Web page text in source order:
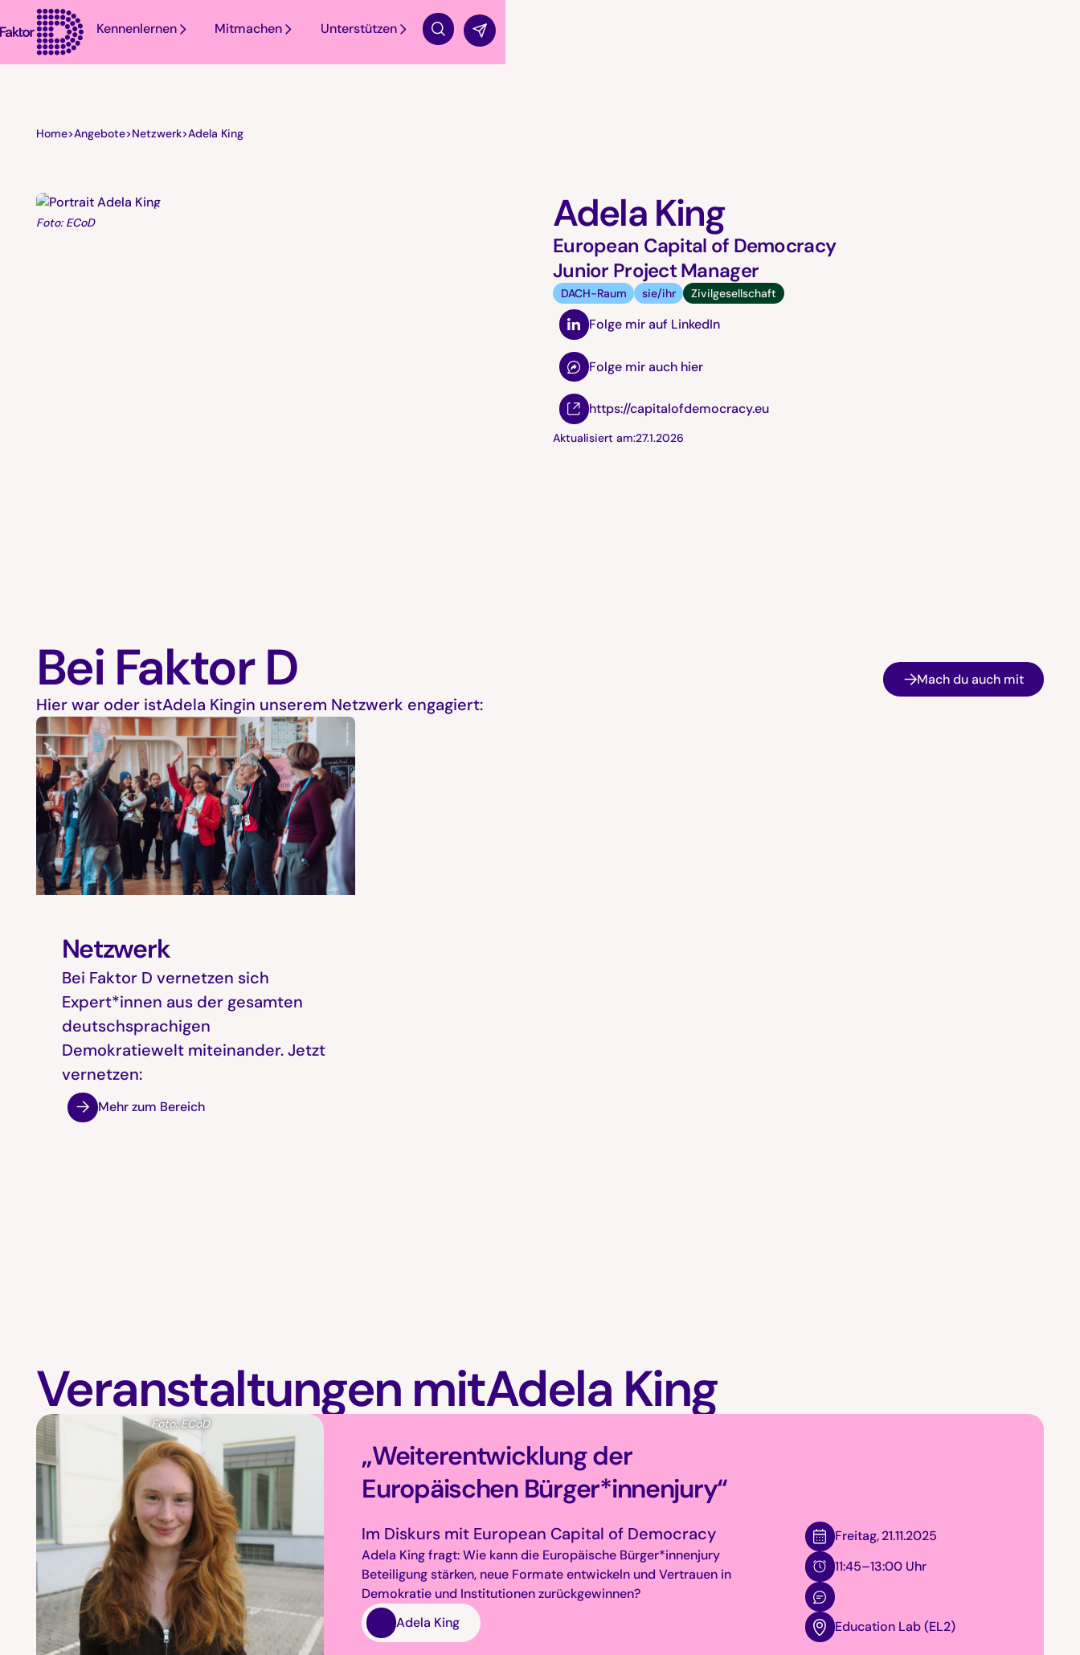
Kennenlernen Mitmachen Unterstützen
Suche
Home>Angebote>Netzwerk>Adela King
Foto: ECoD Adela King
European Capital of Democracy
Junior Project Manager
DACH-Raum sie/ihr Zivilgesellschaft
Folge mir auf LinkedIn
Folge mir auch hier
https://capitalofdemocracy.eu
Aktualisiert am:27.1.2026
Bei Faktor D
Hier war oder istAdela Kingin unserem Netzwerk engagiert:
Mach du auch mit
Netzwerk
Bei Faktor D vernetzen sich
Expert*innen aus der gesamten
deutschsprachigen
Demokratiewelt miteinander. Jetzt
vernetzen:
Mehr zum Bereich
Veranstaltungen mitAdela King
Foto: ECoD
„Weiterentwicklung der
Europäischen Bürger*innenjury“
Im Diskurs mit European Capital of Democracy
Adela King fragt: Wie kann die Europäische Bürger*innenjury
Beteiligung stärken, neue Formate entwickeln und Vertrauen in
Demokratie und Institutionen zurückgewinnen?
Adela King
Freitag,21.11.2025
11:45–13:00 Uhr
Education Lab (EL2)